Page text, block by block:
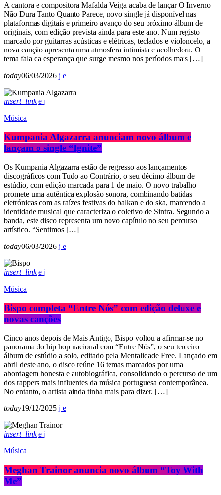
A cantora e compositora Mafalda Veiga acaba de lançar O Inverno
Não Dura Tanto Quanto Parece, novo single já disponível nas
plataformas digitais e primeiro avanço do seu próximo álbum de
originais, com edição prevista ainda para este ano. Num registo
marcado por guitarras acústicas e elétricas, teclados e violoncelo, a
nova canção apresenta uma atmosfera intimista e acolhedora. O
tema fala da esperança que surge mesmo nos períodos mais […]
today06/03/2026
insert_link
Música
Kumpania Algazarra anunciam novo álbum e
lançam o single “Ignite”
Os Kumpania Algazarra estão de regresso aos lançamentos
discográficos com Tudo ao Contrário, o seu décimo álbum de
estúdio, com edição marcada para 1 de maio. O novo trabalho
promete uma autêntica explosão sonora, combinando batidas
eletrónicas com as raízes festivas do balkan e do ska, mantendo a
identidade musical que caracteriza o coletivo de Sintra. Segundo a
banda, este disco representa um novo capítulo no seu percurso
artístico. “Sentimos […]
today06/03/2026
insert_link
Música
Bispo completa “Entre Nós” com edição deluxe e
novas canções
Cinco anos depois de Mais Antigo, Bispo voltou a afirmar-se no
panorama do hip hop nacional com “Entre Nós”, o seu terceiro
álbum de estúdio a solo, editado pela Mentalidade Free. Lançado em
abril deste ano, o disco reúne 16 temas marcados por uma
abordagem honesta e autobiográfica, consolidando o percurso de um
dos rappers mais influentes da música portuguesa contemporânea.
No entanto, o artista ainda tinha mais para dizer. […]
today19/12/2025
insert_link
Música
Meghan Trainor anuncia novo álbum “Toy With
Me”